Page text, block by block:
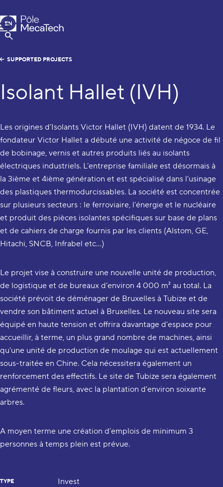
MecaTech
Menu
Show Search
EN
FR
SUPPORTED PROJECTS
Isolant Hallet (IVH)
Les origines d’Isolants Victor Hallet (IVH) datent de 1934. Le
fondateur Victor Hallet a débuté une activité de négoce de fil
de bobinage, vernis et autres produits liés au isolants
électriques industriels. L’entreprise familiale est désormais à
la 3ième et 4ième génération et est spécialisé dans l’usinage
des plastiques thermodurcissables. La société est concentrée
sur plusieurs secteurs : le ferroviaire, l’énergie et le nucléaire
et produit des pièces isolantes spécifiques sur base de plans
et de cahiers de charge fournis par les clients (Alstom, GE,
Hitachi, SNCB, Infrabel etc…)
Le projet vise à construire une nouvelle unité de production,
de logistique et de bureaux d'environ 4 000 m² au total. La
société prévoit de déménager de Bruxelles à Tubize et de
vendre son bâtiment actuel à Bruxelles. Le nouveau site sera
équipé en haute tension et offrira davantage d'espace pour
accueillir, à terme, un plus grand nombre de machines, ainsi
qu'une unité de production de moulage qui est actuellement
sous-traitée en Chine. Cela nécessitera également un
renforcement des effectifs. Le site de Tubize sera également
agrémenté de fleurs, avec la plantation d'environ soixante
arbres.
A moyen terme une création d’emplois de minimum 3
personnes à temps plein est prévue.
TYPE Invest